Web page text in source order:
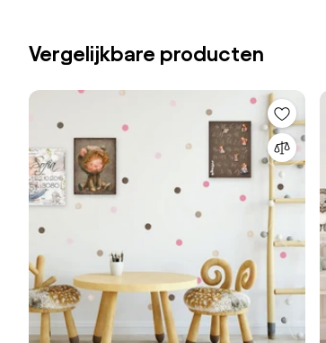
Vergelijkbare producten